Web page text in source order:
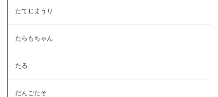
たてじまうり
たらもちゃん
たる
だんごたそ